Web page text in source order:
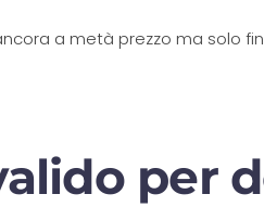
a metà prezzo ma solo
per